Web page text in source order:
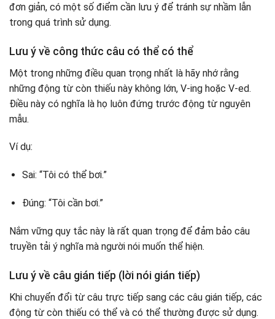
đơn giản, có một số điểm cần lưu ý để tránh sự nhầm lẫn
trong quá trình sử dụng.
Lưu ý về công thức câu có thể có thể
Một trong những điều quan trọng nhất là hãy nhớ rằng
những động từ còn thiếu này không lớn, V-ing hoặc V-ed.
Điều này có nghĩa là họ luôn đứng trước động từ nguyên
mẫu.
Ví dụ:
Sai: “Tôi có thể bơi.”
Đúng: “Tôi cần bơi.”
Nắm vững quy tắc này là rất quan trọng để đảm bảo câu
truyền tải ý nghĩa mà người nói muốn thể hiện.
Lưu ý về câu gián tiếp (lời nói gián tiếp)
Khi chuyển đổi từ câu trực tiếp sang các câu gián tiếp, các
động từ còn thiếu có thể và có thể thường được sử dụng.